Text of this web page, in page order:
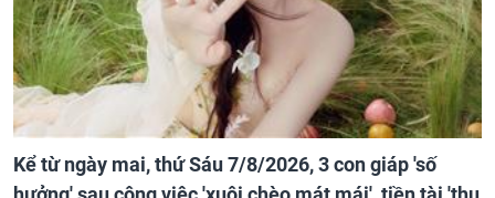
Kể từ ngày mai, thứ Sáu 7/8/2026, 3 con giáp 'số